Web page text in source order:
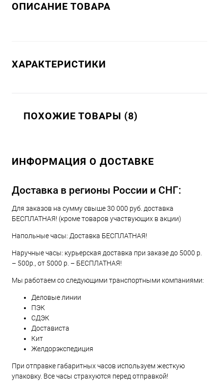
ОПИСАНИЕ ТОВАРА
ХАРАКТЕРИСТИКИ
ПОХОЖИЕ ТОВАРЫ (8)
ИНФОРМАЦИЯ О ДОСТАВКЕ
Доставка в регионы России и СНГ:
Для заказов на сумму свыше 30 000 руб. доставка
БЕСПЛАТНАЯ! (кроме товаров участвующих в акции)
Напольные часы: Доставка БЕСПЛАТНАЯ!
Наручные часы: курьерская доставка при заказе до 5000 р.
– 500р., от 5000 р. – БЕСПЛАТНАЯ!
Мы работаем со следующими транспортными компаниями:
Деловые линии
ПЭК
СДЭК
Достависта
Кит
Желдорэкспедиция
При отправке габаритных часов используем жесткую
упаковку. Все часы страхуются перед отправкой!